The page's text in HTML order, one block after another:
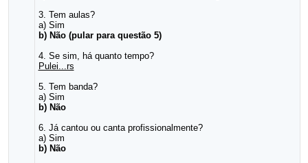
3. Tem aulas?
a) Sim
b) Não (pular para questão 5)
4. Se sim, há quanto tempo?
Pulei...rs
5. Tem banda?
a) Sim
b) Não
6. Já cantou ou canta profissionalmente?
a) Sim
b) Não